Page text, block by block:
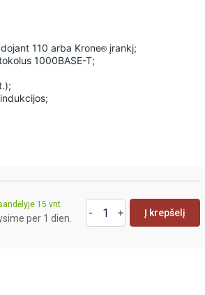
110 arba Krone®įrankį;
1000BASE-T;
15 vnt.
per 1 dien. Į krepšelį